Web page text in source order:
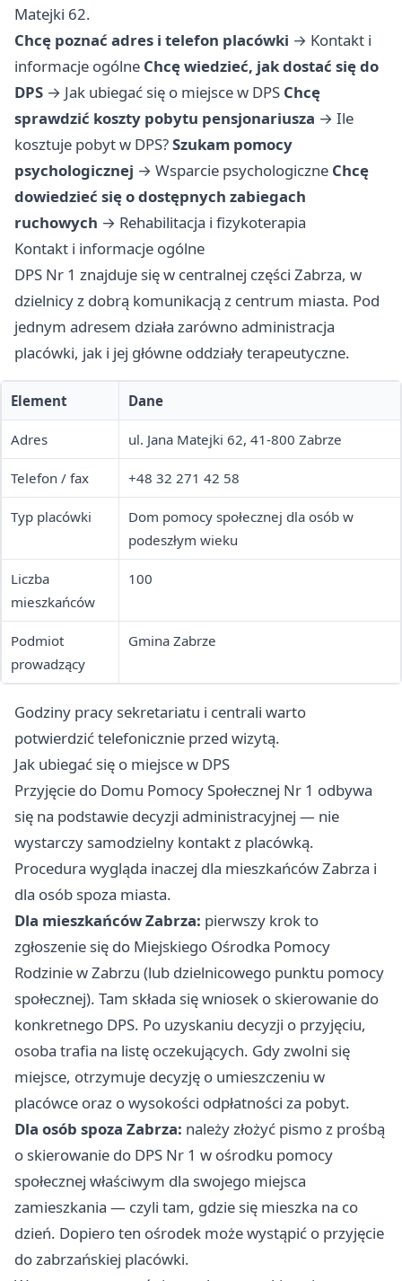
Matejki 62.
Chcę poznać adres i telefon placówki → Kontakt i
informacje ogólne Chcę wiedzieć, jak dostać się do
DPS → Jak ubiegać się o miejsce w DPS Chcę
sprawdzić koszty pobytu pensjonariusza → Ile
kosztuje pobyt w DPS?Szukam pomocy
psychologicznej → Wsparcie psychologiczne Chcę
dowiedzieć się o dostępnych zabiegach
ruchowych → Rehabilitacja i fizykoterapia
Kontakt i informacje ogólne
DPS Nr 1 znajduje się w centralnej części Zabrza, w
dzielnicy z dobrą komunikacją z centrum miasta. Pod
jednym adresem działa zarówno administracja
placówki, jak i jej główne oddziały terapeutyczne.
Element Dane
Adres ul. Jana Matejki 62, 41-800 Zabrze
Telefon / fax +48 32 271 42 58
Typ placówki
Dom pomocy społecznej dla osób w
podeszłym wieku
Liczba
mieszkańców
100
Podmiot
prowadzący
Gmina Zabrze
Godziny pracy sekretariatu i centrali warto
potwierdzić telefonicznie przed wizytą.
Jak ubiegać się o miejsce w DPS
Przyjęcie do Domu Pomocy Społecznej Nr 1 odbywa
się na podstawie decyzji administracyjnej — nie
wystarczy samodzielny kontakt z placówką.
Procedura wygląda inaczej dla mieszkańców Zabrza i
dla osób spoza miasta.
Dla mieszkańców Zabrza: pierwszy krok to
zgłoszenie się do Miejskiego Ośrodka Pomocy
Rodzinie w Zabrzu (lub dzielnicowego punktu pomocy
społecznej). Tam składa się wniosek o skierowanie do
konkretnego DPS. Po uzyskaniu decyzji o przyjęciu,
osoba trafia na listę oczekujących. Gdy zwolni się
miejsce, otrzymuje decyzję o umieszczeniu w
placówce oraz o wysokości odpłatności za pobyt.
Dla osób spoza Zabrza: należy złożyć pismo z prośbą
o skierowanie do DPS Nr 1 w ośrodku pomocy
społecznej właściwym dla swojego miejsca
zamieszkania — czyli tam, gdzie się mieszka na co
dzień. Dopiero ten ośrodek może wystąpić o przyjęcie
do zabrzańskiej placówki.